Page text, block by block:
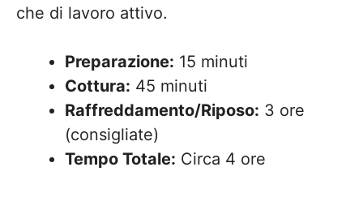
che di lavoro attivo.
Preparazione: 15 minuti
Cottura: 45 minuti
Raffreddamento/Riposo: 3 ore
(consigliate)
Tempo Totale: Circa 4 ore